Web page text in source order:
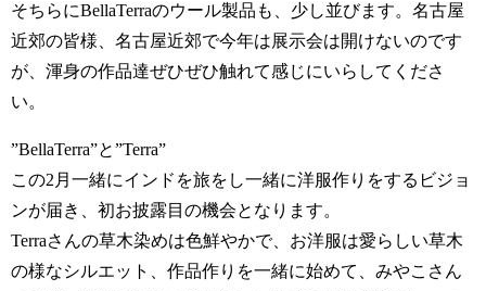
そちらにBellaTerraのウール製品も、少し並びます。名古屋
近郊の皆様、名古屋近郊で今年は展示会は開けないのです
が、渾身の作品達ぜひぜひ触れて感じにいらしてくださ
い。
”BellaTerra”と”Terra”
この2月一緒にインドを旅をし一緒に洋服作りをするビジョ
ンが届き、初お披露目の機会となります。
Terraさんの草木染めは色鮮やかで、お洋服は愛らしい草木
の様なシルエット、作品作りを一緒に始めて、みやこさん